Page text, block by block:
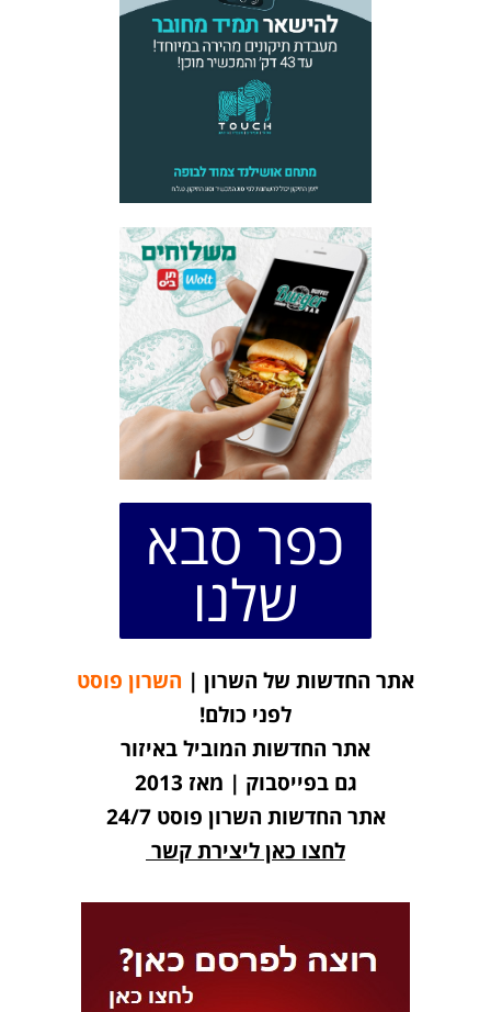
כפר סבא
שלנו
אתר החדשות של השרון | השרון פוסט
לפני כולם!
אתר החדשות המוביל באיזור
גם בפייסבוק | מאז 2013
אתר החדשות השרון פוסט 24/7
לחצו כאן ליצירת קשר